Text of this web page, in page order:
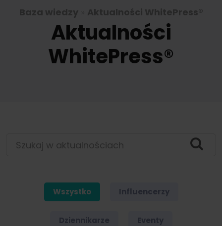
Baza wiedzy Aktualności WhitePress®
Aktualności
WhitePress®
Szukaj w aktualnościach
Wszystko Influencerzy
Dziennikarze Eventy